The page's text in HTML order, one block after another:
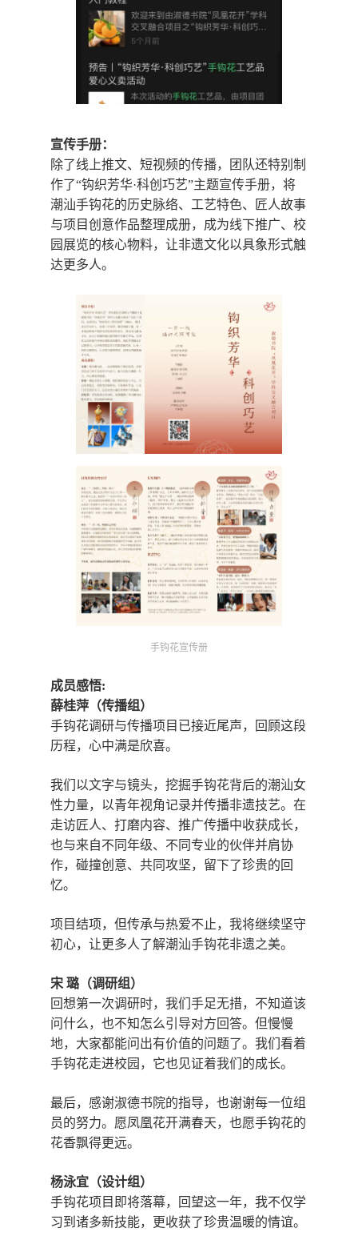
宣传手册：
除了线上推文、短视频的传播，团队还特别制
作了“钩织芳华·科创巧艺”主题宣传手册，将
潮汕手钩花的历史脉络、工艺特色、匠人故事
与项目创意作品整理成册，成为线下推广、校
园展览的核心物料，让非遗文化以具象形式触
达更多人。
手钩花宣传册
成员感悟:
薛桂萍（传播组）
手钩花调研与传播项目已接近尾声，回顾这段
历程，心中满是欣喜。
我们以文字与镜头，挖掘手钩花背后的潮汕女
性力量，以青年视角记录并传播非遗技艺。在
走访匠人、打磨内容、推广传播中收获成长，
也与来自不同年级、不同专业的伙伴并肩协
作，碰撞创意、共同攻坚，留下了珍贵的回
忆。
项目结项，但传承与热爱不止，我将继续坚守
初心，让更多人了解潮汕手钩花非遗之美。
宋 璐（调研组）
回想第一次调研时，我们手足无措，不知道该
问什么，也不知怎么引导对方回答。但慢慢
地，大家都能问出有价值的问题了。我们看着
手钩花走进校园，它也见证着我们的成长。
最后，感谢淑德书院的指导，也谢谢每一位组
员的努力。愿凤凰花开满春天，也愿手钩花的
花香飘得更远。
杨泳宜（设计组）
手钩花项目即将落幕，回望这一年，我不仅学
习到诸多新技能，更收获了珍贵温暖的情谊。